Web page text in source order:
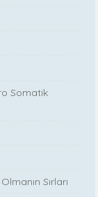
Somatik
Sırları